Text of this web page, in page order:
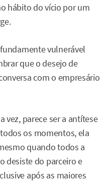
hábito do vício por um
vulnerável
que o desejo de
com o empresário
vez, parece ser a antítese
os momentos, ela
quando todos a
desiste do parceiro e
após as maiores